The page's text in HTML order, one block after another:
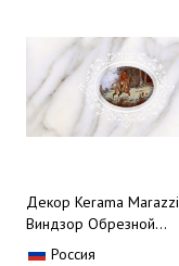
Декор Kerama Marazzi
Виндзор Обрезной
11076TR/3F 30x60
Россия